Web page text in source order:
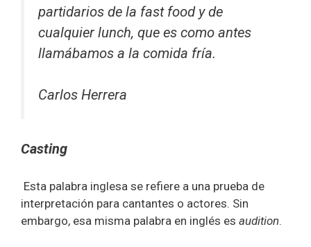
partidarios de la fast food y de
cualquier lunch, que es como antes
llamábamos a la comida fría.
Carlos Herrera
Casting
Esta palabra inglesa se refiere a una prueba de
interpretación para cantantes o actores. Sin
embargo, esa misma palabra en inglés es audition.